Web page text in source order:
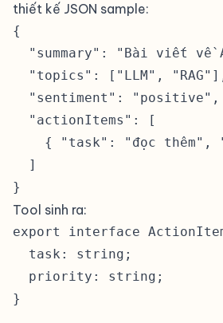
thiết kế JSON sample:
{
"summary": "Bài viết về
"topics": ["LLM",
  "sentiment": "positive",
  "actionItems": [
{ "task": "đọc thêm",
  ]
}
Tool sinh ra:
export interface
  task: string;
  priority: string;
}